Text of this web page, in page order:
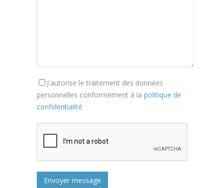
J'autorise le traitement des données
personnelles conformément à la politique de
confidentialité